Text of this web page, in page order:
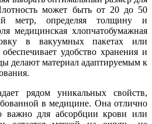
может быть от 20 до 50
метр, определяя толщину и
медицинская хлопчатобумажная
в вакуумных пакетах или
удобство хранения и
делают материал адаптируемым к
рядом уникальных свойств,
в медицине. Она отлично
важно для абсорбции крови или